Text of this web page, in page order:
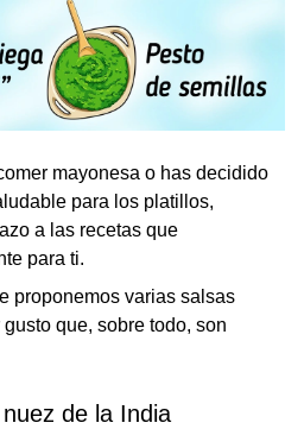
mayonesa o has decidido
para los platillos,
a las recetas que
para ti.
proponemos varias salsas
que, sobre todo, son
de la India